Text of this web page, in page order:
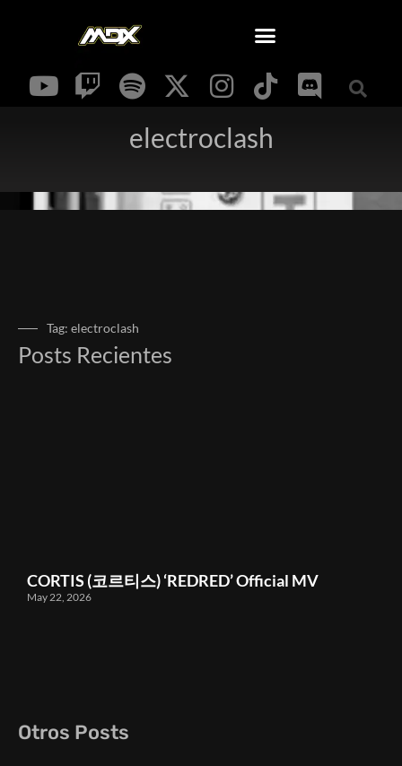
electroclash
Tag: electroclash
Posts Recientes
CORTIS (코르티스) ‘REDRED’ Official MV
May 22, 2026
Otros Posts